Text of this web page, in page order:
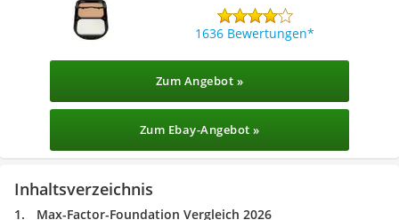
1636 Bewertungen
Zum Angebot »
Zum Ebay-Angebot »
Inhaltsverzeichnis
Max-Factor-Foundation Vergleich 2026